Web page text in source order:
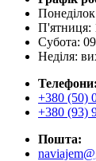
П'ятниця:
Субота:
Неділя:
Телефони:
+380 (50)
+380 (93)
Пошта: